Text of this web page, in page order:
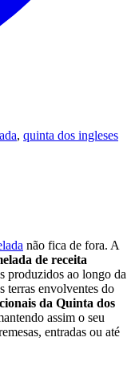
, quinta dos ingleses
não fica de fora. A
de receita
produzidos ao longo da
terras envolventes do
da Quinta dos
assim o seu
entradas ou até